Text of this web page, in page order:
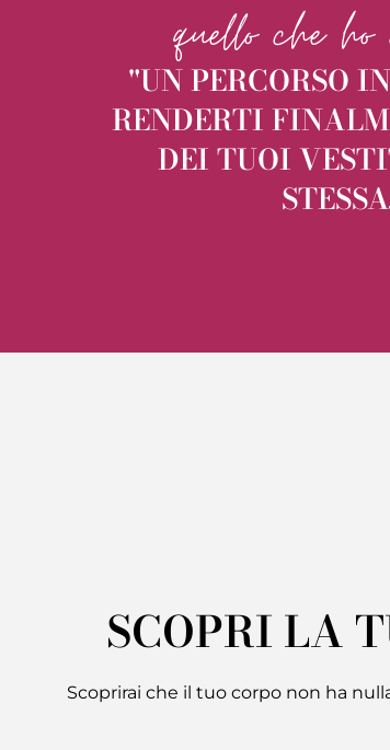
quello che ho
"UN PERCORSO
RENDERTI
DEI TUOI
SCOPRI LA
Scoprirai che il tuo corpo non ha